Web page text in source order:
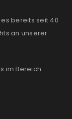
bereits seit 40
an unserer
im Bereich